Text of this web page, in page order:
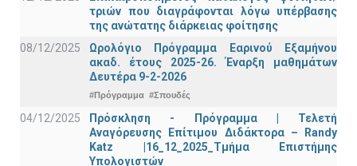
τριών που διαγράφονται λόγω υπέρβασης
της ανώτατης διάρκειας φοίτησης
08/12/2025
Ωρολόγιο Πρόγραμμα Εαρινού Εξαμήνου
ακαδ. έτους 2025-26. Έναρξη μαθημάτων
Δευτέρα 9-2-2026
#Πρόγραμμα #Σπουδές
04/12/2025
Πρόσκληση - Πρόγραμμα | Τελετή
Αναγόρευσης Επίτιμου Διδάκτορα – Randy
Katz |16_12_2025_Τμήμα Επιστήμης
Υπολογιστών